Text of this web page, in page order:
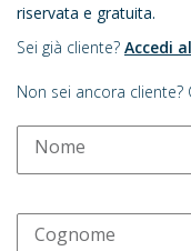
riservata e gratuita.
Sei già cliente? Accedi
Non sei ancora
Nome
Cognome